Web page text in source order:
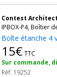
Contest
IPBOX-P4, Boîtier
Boîte étanche 4
15€ TTC
Sur commande,
Réf. 19252